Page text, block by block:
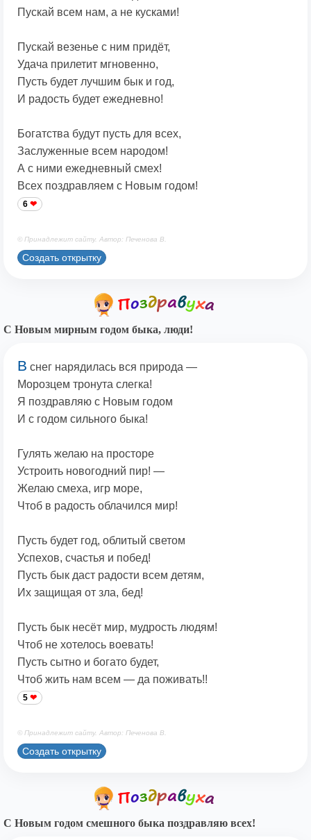
Пускай всем нам, а не кусками!
Пускай везенье с ним придёт,
Удача прилетит мгновенно,
Пусть будет лучшим бык и год,
И радость будет ежедневно!
Богатства будут пусть для всех,
Заслуженные всем народом!
А с ними ежедневный смех!
Всех поздравляем с Новым годом!
6
© Принадлежит сайту. Автор: Печенова В.
Создать открытку
С Новым мирным годом быка, люди!
В снег нарядилась вся природа —
Морозцем тронута слегка!
Я поздравляю с Новым годом
И с годом сильного быка!
Гулять желаю на просторе
Устроить новогодний пир! —
Желаю смеха, игр море,
Чтоб в радость облачился мир!
Пусть будет год, облитый светом
Успехов, счастья и побед!
Пусть бык даст радости всем детям,
Их защищая от зла, бед!
Пусть бык несёт мир, мудрость людям!
Чтоб не хотелось воевать!
Пусть сытно и богато будет,
Чтоб жить нам всем — да поживать!!
5
© Принадлежит сайту. Автор: Печенова В.
Создать открытку
С Новым годом смешного быка поздравляю всех!